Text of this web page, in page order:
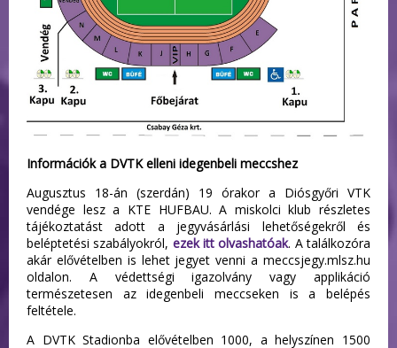
Információk a DVTK elleni idegenbeli meccshez
Augusztus 18-án (szerdán) 19 órakor a Diósgyőri VTK
vendége lesz a KTE HUFBAU. A miskolci klub részletes
tájékoztatást adott a jegyvásárlási lehetőségekről és
beléptetési szabályokról, ezek itt olvashatóak. A találkozóra
akár elővételben is lehet jegyet venni a meccsjegy.mlsz.hu
oldalon. A védettségi igazolvány vagy applikáció
természetesen az idegenbeli meccseken is a belépés
feltétele.
A DVTK Stadionba elővételben 1000, a helyszínen 1500